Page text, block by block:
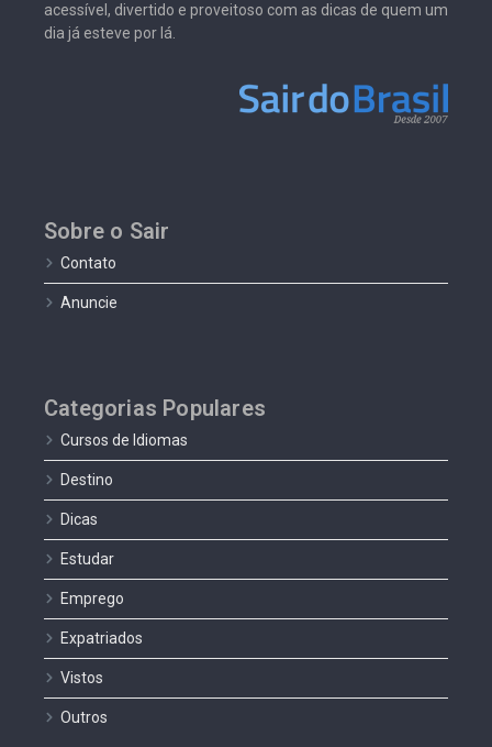
acessível, divertido e proveitoso com as dicas de quem um
dia já esteve por lá.
Sobre o Sair
Contato
Anuncie
Categorias Populares
Cursos de Idiomas
Destino
Dicas
Estudar
Emprego
Expatriados
Vistos
Outros